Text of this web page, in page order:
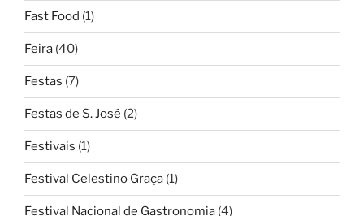
Fast Food (1)
Feira (40)
Festas (7)
Festas de S. José (2)
Festivais (1)
Festival Celestino Graça (1)
Festival Nacional de Gastronomia (4)